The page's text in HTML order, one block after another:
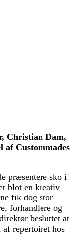
Christian Dam,
af Custommades
præsentere sko i
blot en kreativ
fik dog stor
forhandlere og
besluttet at
repertoiret hos